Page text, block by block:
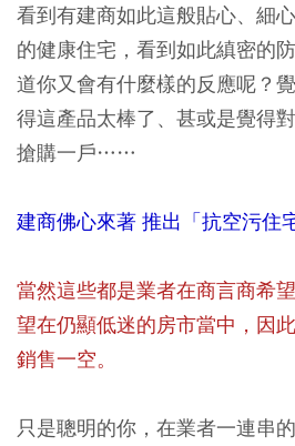
看到有建商如此這般貼心、細
的健康住宅，看到如此縝密的
道你又會有什麼樣的反應呢？
得這產品太棒了、甚或是覺得
搶購一戶……
建商佛心來著 推出「抗空污住
當然這些都是業者在商言商希
望在仍顯低迷的房市當中，因
銷售一空。
只是聰明的你，在業者一連串